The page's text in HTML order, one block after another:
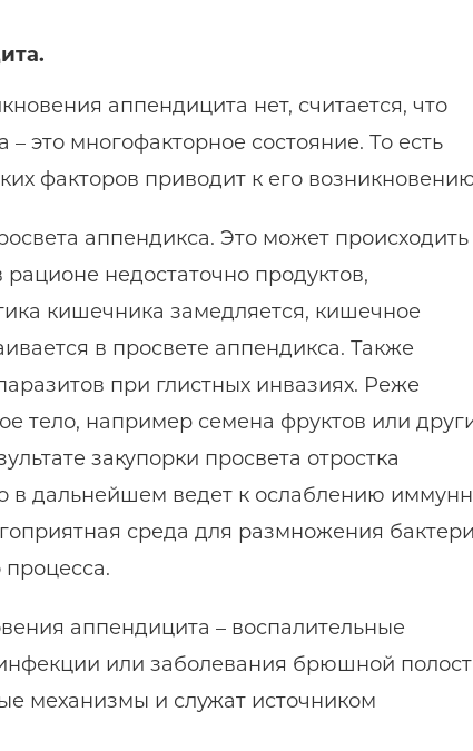
аппендицита нет, считается, что
это многофакторное состояние. То есть
факторов приводит к его
аппендикса. Это может происходить
недостаточно продуктов,
кишечника замедляется, кишечное
в просвете аппендикса. Также
при глистных инвазиях. Реже
тело, например семена фруктов или
закупорки просвета отростка
в дальнейшем ведет к ослаблению
среда для размножения
аппендицита – воспалительные
или заболевания брюшной
механизмы и служат источником